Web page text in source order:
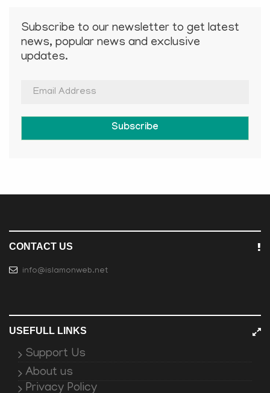
Subscribe to our newsletter to get latest
news, popular news and exclusive
updates.
Subscribe
CONTACT US
info@islamonweb.net
USEFULL LINKS
Support Us
About us
Privacy Policy